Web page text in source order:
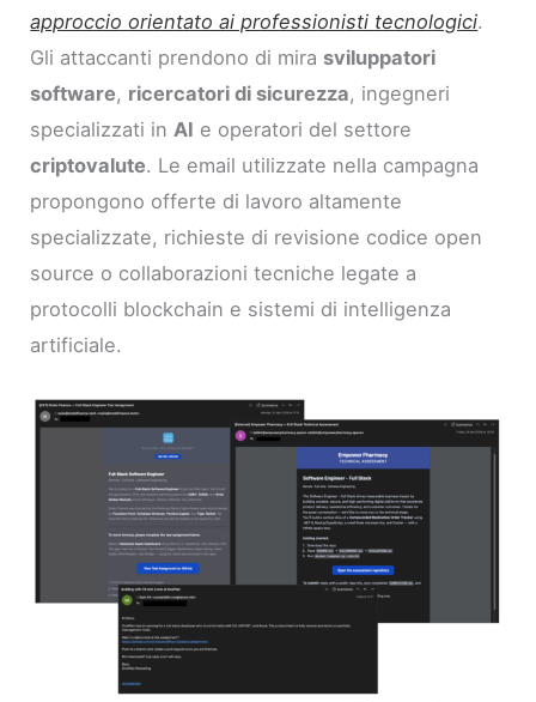
approccio orientato ai professionisti tecnologici.
Gli attaccanti prendono di mira sviluppatori
software, ricercatori di sicurezza, ingegneri
specializzati inAI e operatori del settore
criptovalute. Le email utilizzate nella campagna
propongono offerte di lavoro altamente
specializzate, richieste di revisione codice open
source o collaborazioni tecniche legate a
protocolli blockchain e sistemi di intelligenza
artificiale.